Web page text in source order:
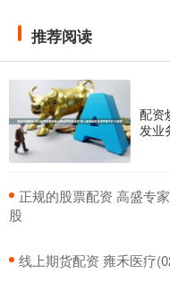
推荐阅读
配资
发业
正规的股票配资 高盛专
股
线上期货配资 雍禾医疗